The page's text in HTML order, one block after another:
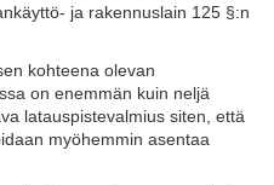
ja rakennuslain 125 §:n
kohteena olevan
on enemmän kuin neljä
latauspistevalmius siten, että
myöhemmin asentaa